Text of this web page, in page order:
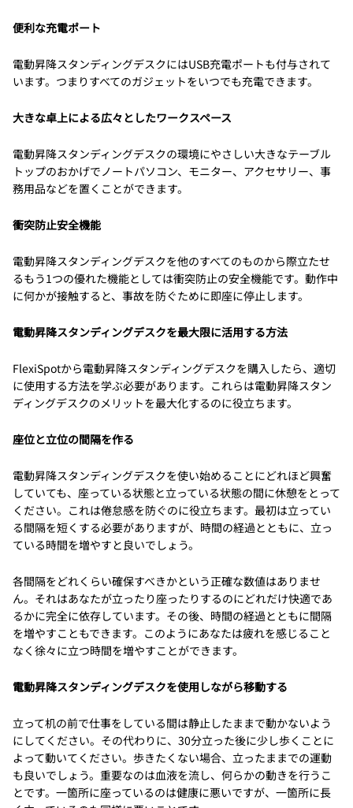
便利な充電ポート
電動昇降スタンディングデスクにはUSB充電ポートも付与されて
います。つまりすべてのガジェットをいつでも充電できます。
大きな卓上による広々としたワークスペース
電動昇降スタンディングデスクの環境にやさしい大きなテーブル
トップのおかげでノートパソコン、モニター、アクセサリー、事
務用品などを置くことができます。
衝突防止安全機能
電動昇降スタンディングデスクを他のすべてのものから際立たせ
るもう1つの優れた機能としては衝突防止の安全機能です。動作中
に何かが接触すると、事故を防ぐために即座に停止します。
電動昇降スタンディングデスクを最大限に活用する方法
FlexiSpotから電動昇降スタンディングデスクを購入したら、適切
に使用する方法を学ぶ必要があります。これらは電動昇降スタン
ディングデスクのメリットを最大化するのに役立ちます。
座位と立位の間隔を作る
電動昇降スタンディングデスクを使い始めることにどれほど興奮
していても、座っている状態と立っている状態の間に休憩をとって
ください。これは倦怠感を防ぐのに役立ちます。最初は立ってい
る間隔を短くする必要がありますが、時間の経過とともに、立っ
ている時間を増やすと良いでしょう。
各間隔をどれくらい確保すべきかという正確な数値はありませ
ん。それはあなたが立ったり座ったりするのにどれだけ快適であ
るかに完全に依存しています。その後、時間の経過とともに間隔
を増やすこともできます。このようにあなたは疲れを感じること
なく徐々に立つ時間を増やすことができます。
電動昇降スタンディングデスクを使用しながら移動する
立って机の前で仕事をしている間は静止したままで動かないよう
にしてください。その代わりに、30分立った後に少し歩くことに
よって動いてください。歩きたくない場合、立ったままでの運動
も良いでしょう。重要なのは血液を流し、何らかの動きを行うこ
とです。一箇所に座っているのは健康に悪いですが、一箇所に長